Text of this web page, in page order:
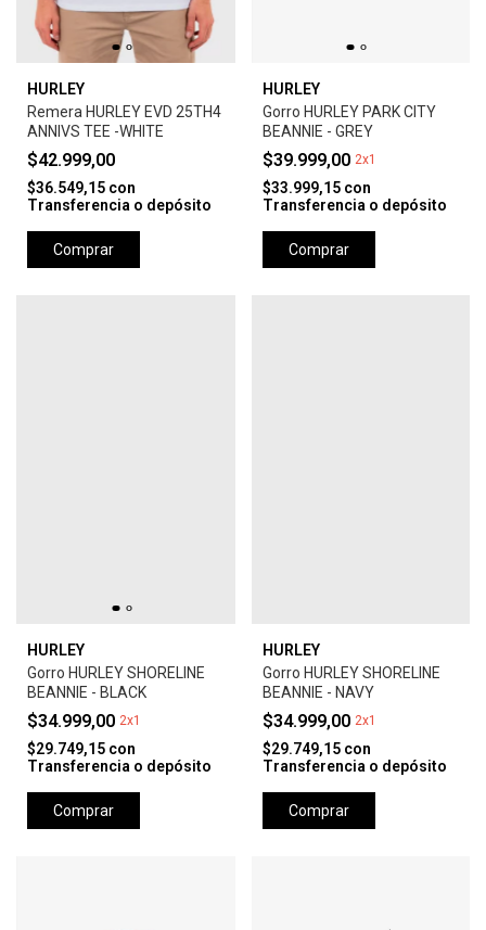
HURLEY
Remera HURLEY EVD 25TH4
ANNIVS TEE -WHITE
$42.999,00
$36.549,15 con
Transferencia o depósito
Comprar
HURLEY
Gorro HURLEY PARK CITY
BEANNIE - GREY
$39.999,00 2x1
$33.999,15 con
Transferencia o depósito
Comprar
HURLEY
Gorro HURLEY SHORELINE
BEANNIE - BLACK
$34.999,00 2x1
$29.749,15 con
Transferencia o depósito
Comprar
HURLEY
Gorro HURLEY SHORELINE
BEANNIE - NAVY
$34.999,00 2x1
$29.749,15 con
Transferencia o depósito
Comprar